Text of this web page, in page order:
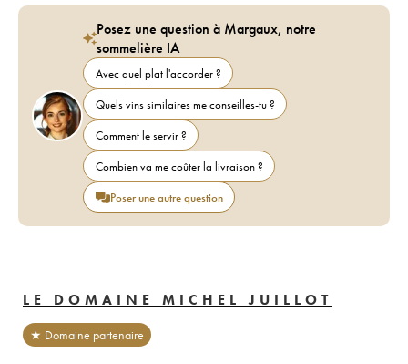
Posez une question à Margaux, notre
sommelière IA
Avec quel plat l'accorder ?
Quels vins similaires me conseilles-tu ?
Comment le servir ?
Combien va me coûter la livraison ?
Poser une autre question
LE DOMAINE MICHEL JUILLOT
★ Domaine partenaire